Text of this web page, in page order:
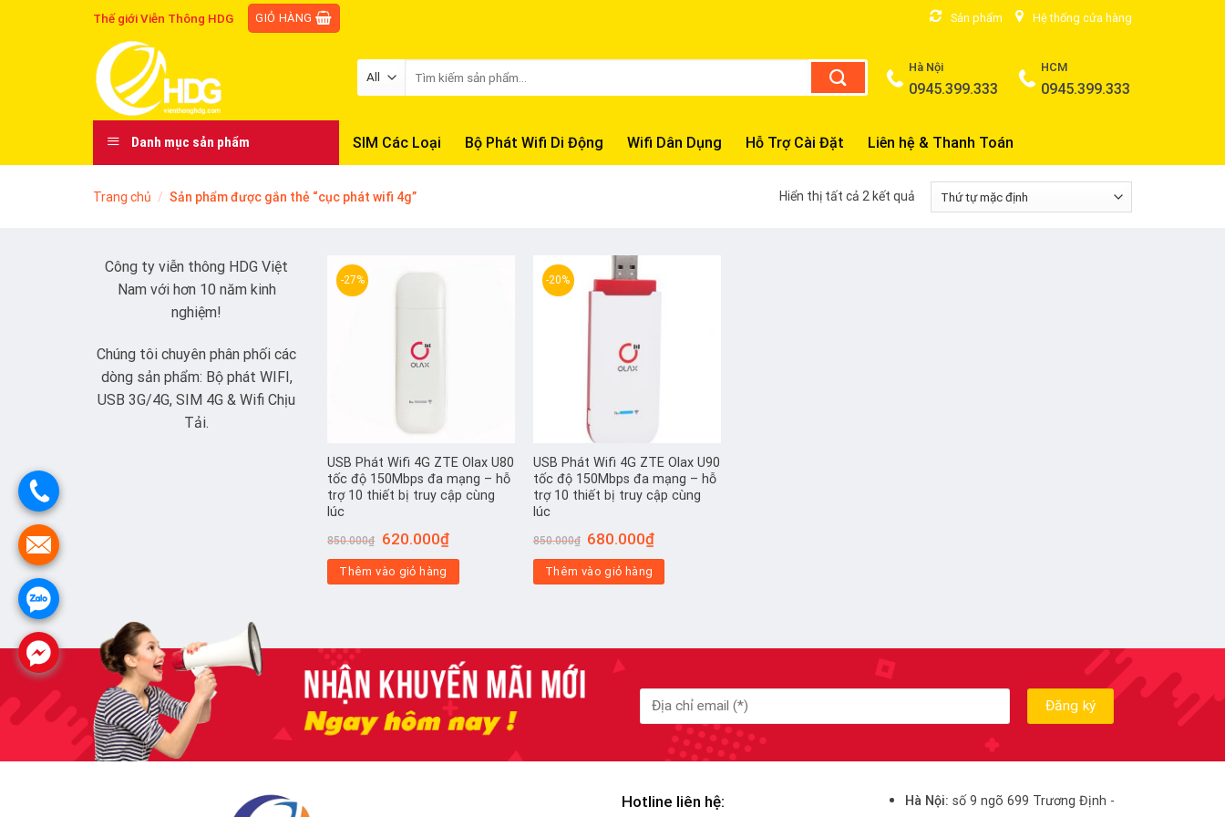
Thế giới Viễn Thông HDG GIỎ HÀNG Sản phẩm Hệ thống cửa hàng
Hà Nội
0945.399.333
HCM
0945.399.333
Danh mục sản phẩm SIM Các Loại Bộ Phát Wifi Di Động Wifi Dân Dụng Hỗ Trợ Cài Đặt Liên hệ & Thanh Toán
Trang chủ / Sản phẩm được gắn thẻ “cục phát wifi 4g” Hiển thị tất cả 2 kết quả
Công ty viễn thông HDG Việt
Nam với hơn 10 năm kinh
nghiệm!
Chúng tôi chuyên phân phối các
dòng sản phẩm: Bộ phát WIFI,
USB 3G/4G, SIM 4G & Wifi Chịu
Tải.
-27%
USB Phát Wifi 4G ZTE Olax U80
tốc độ 150Mbps đa mạng – hỗ
trợ 10 thiết bị truy cập cùng
lúc
850.000₫
Giá
gốc
là:
850.000₫.
620.000₫Giá
hiện
tại
620.000₫.
Thêm vào giỏ hàng
-20%
USB Phát Wifi 4G ZTE Olax U90
tốc độ 150Mbps đa mạng – hỗ
trợ 10 thiết bị truy cập cùng
lúc
850.000₫ Giá
gốc
là:
850.000₫.
680.000₫Giá
tại
680.000₫.
Thêm vào giỏ hàng
Hotline liên hệ: Hà Nội:số 9 ngõ 699 Trương Định -